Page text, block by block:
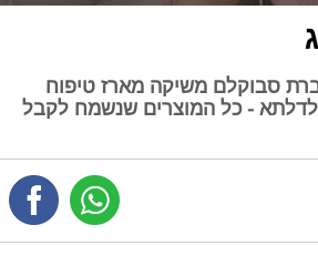
סבוקלם משיקה מארז טיפוח
לדלתא - כל המוצרים שנשמח לקבל